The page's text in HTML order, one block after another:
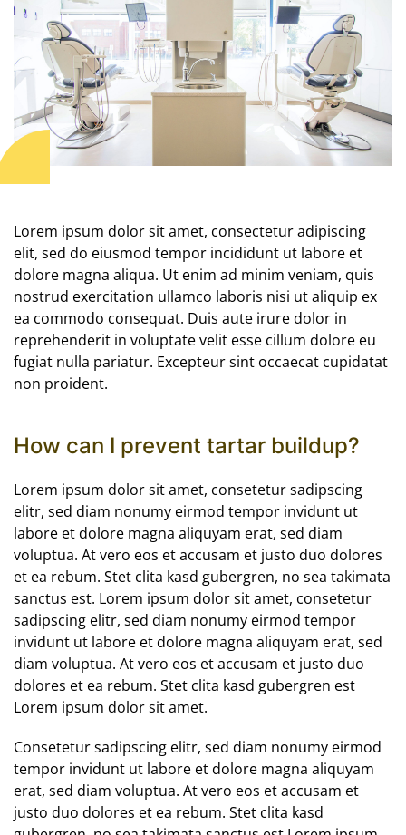
Lorem ipsum dolor sit amet, consectetur adipiscing
elit, sed do eiusmod tempor incididunt ut labore et
dolore magna aliqua. Ut enim ad minim veniam, quis
nostrud exercitation ullamco laboris nisi ut aliquip ex
ea commodo consequat. Duis aute irure dolor in
reprehenderit in voluptate velit esse cillum dolore eu
fugiat nulla pariatur. Excepteur sint occaecat cupidatat
non proident.
How can I prevent tartar buildup?
Lorem ipsum dolor sit amet, consetetur sadipscing
elitr, sed diam nonumy eirmod tempor invidunt ut
labore et dolore magna aliquyam erat, sed diam
voluptua. At vero eos et accusam et justo duo dolores
et ea rebum. Stet clita kasd gubergren, no sea takimata
sanctus est. Lorem ipsum dolor sit amet, consetetur
sadipscing elitr, sed diam nonumy eirmod tempor
invidunt ut labore et dolore magna aliquyam erat, sed
diam voluptua. At vero eos et accusam et justo duo
dolores et ea rebum. Stet clita kasd gubergren est
Lorem ipsum dolor sit amet.
Consetetur sadipscing elitr, sed diam nonumy eirmod
tempor invidunt ut labore et dolore magna aliquyam
erat, sed diam voluptua. At vero eos et accusam et
justo duo dolores et ea rebum. Stet clita kasd